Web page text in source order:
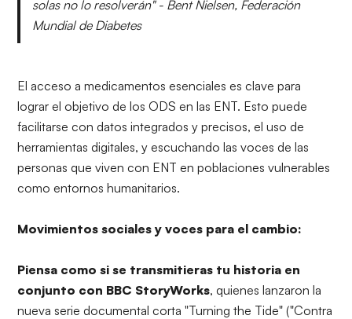
solas no lo resolverán" - Bent Nielsen, Federación
Mundial de Diabetes
El acceso a medicamentos esenciales es clave para
lograr el objetivo de los ODS en las ENT. Esto puede
facilitarse con datos integrados y precisos, el uso de
herramientas digitales, y escuchando las voces de las
personas que viven con ENT en poblaciones vulnerables
como entornos humanitarios.
Movimientos sociales y voces para el cambio:
Piensa como si se transmitieras tu historia ​​en
conjunto con BBC StoryWorks, quienes lanzaron la
nueva serie documental corta "Turning the Tide" ("Contra